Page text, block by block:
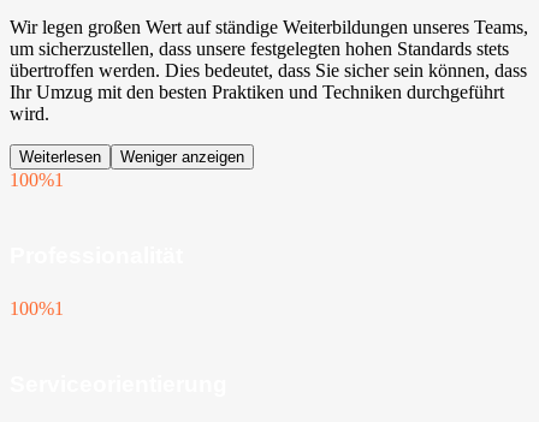
Wir legen großen Wert auf ständige Weiterbildungen unseres Teams,
um sicherzustellen, dass unsere festgelegten hohen Standards stets
übertroffen werden. Dies bedeutet, dass Sie sicher sein können, dass
Ihr Umzug mit den besten Praktiken und Techniken durchgeführt
wird.
Weiterlesen Weniger anzeigen
100%1
100%1